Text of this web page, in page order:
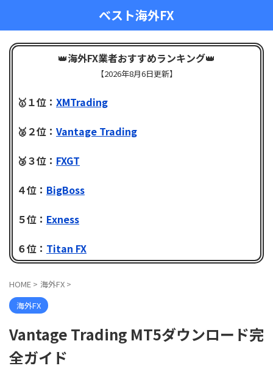
ベスト海外FX
👑海外FX業者おすすめランキング👑
【2026年8月6日更新】
🥇１位： XMTrading
🥈２位： Vantage Trading
🥉３位： FXGT
４位： BigBoss
５位： Exness
６位： Titan FX
HOME > 海外FX >
海外FX
Vantage Trading MT5ダウンロード完
全ガイド